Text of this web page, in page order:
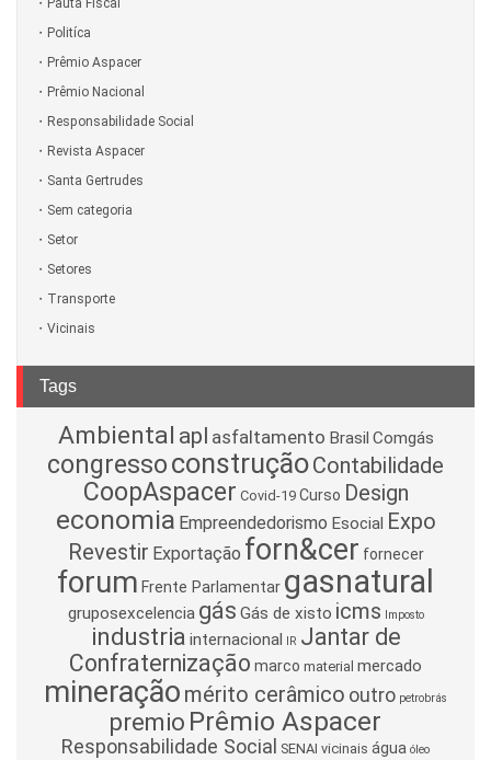
Pauta Fiscal
Politíca
Prêmio Aspacer
Prêmio Nacional
Responsabilidade Social
Revista Aspacer
Santa Gertrudes
Sem categoria
Setor
Setores
Transporte
Vicinais
Tags
Ambiental apl asfaltamento Brasil Comgás
congressoconstruçãoContabilidade
CoopAspacer Covid-19 Curso Design
economia Empreendedorismo Esocial Expo
Revestir Exportação forn&cer fornecer
forum Frente Parlamentar gasnatural
gruposexcelencia gás Gás de xisto icms Imposto
industria internacional IR Jantar de
Confraternização marco material mercado
mineração mérito cerâmico outro petrobrás
premio Prêmio Aspacer
Responsabilidade Social SENAI vicinais água óleo